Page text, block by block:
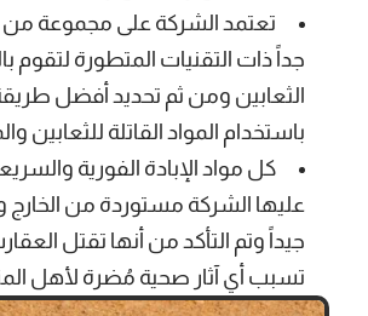
تعتمد الشركة على مجموعة من
جداً ذات التقنيات المتطورة
الثعابين ومن ثم تحديد أفضل
باستخدام المواد القاتلة للثعابين
كل مواد الإبادة الفورية
عليها الشركة مستوردة من الخارج
جيداً وتم التأكد من أنها تقتل
تسبب أي آثار صحية مُضرة لأهل